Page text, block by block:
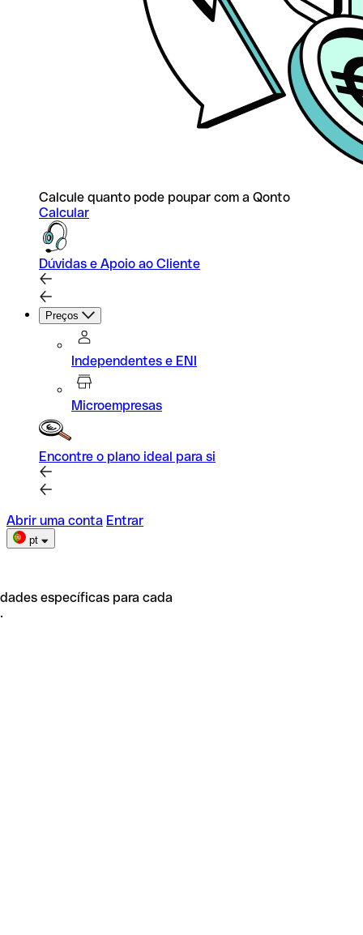
Calcule quanto pode poupar com a Qonto
Calcular
Dúvidas e Apoio ao Cliente
Preços
Independentes e ENI
Microempresas
Encontre o plano ideal para si
Abrir uma conta Entrar
pt
específicas para cada